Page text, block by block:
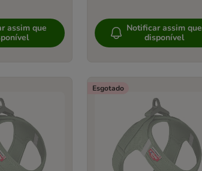
assim que
Notificar assim que
disponível
Esgotado